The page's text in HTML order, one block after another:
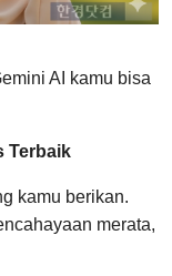
AI kamu bisa
Terbaik
kamu berikan.
merata,